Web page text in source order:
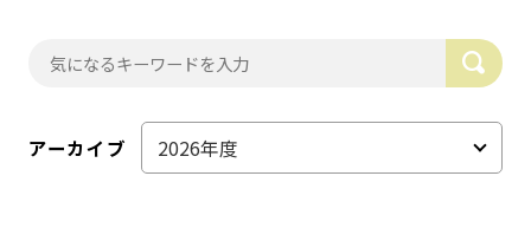
アーカイブ